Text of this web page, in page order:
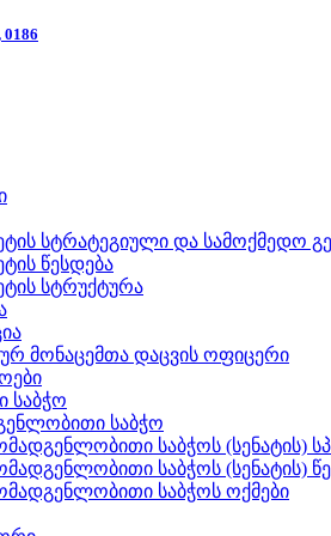
სტრატეგიული და სამოქმედო
წესდება
სტრუქტურა
მონაცემთა დაცვის ოფიცერი
საბჭო
საბჭო
საბჭოს (სენატის)
საბჭოს (სენატის)
საბჭოს ოქმები